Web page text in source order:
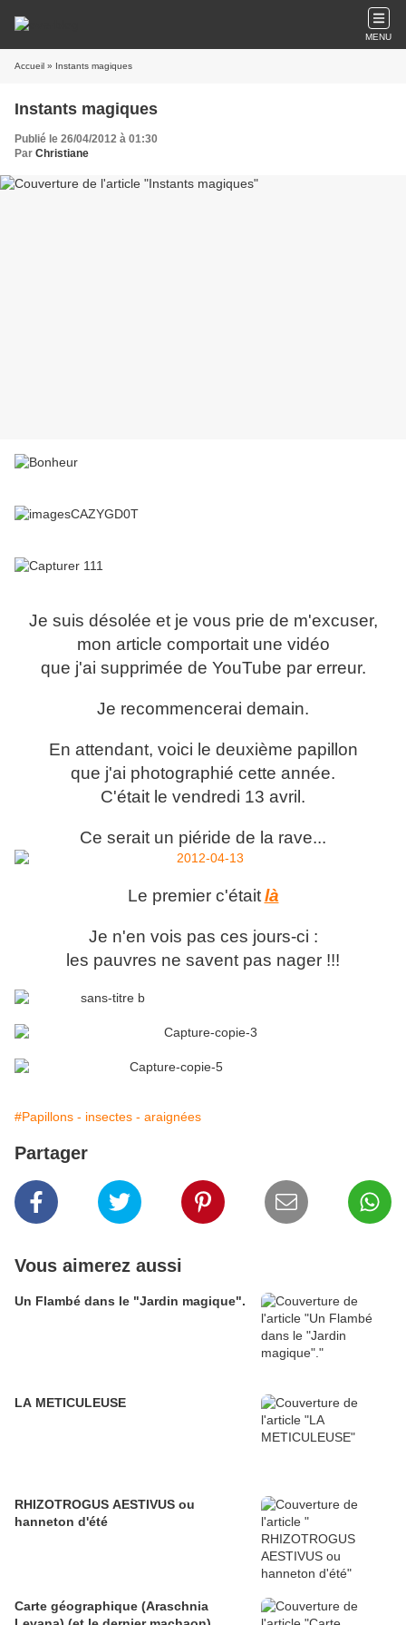
MENU
Accueil » Instants magiques
Instants magiques
Publié le 26/04/2012 à 01:30
Par Christiane
Je suis désolée et je vous prie de m'excuser,
mon article comportait une vidéo
que j'ai supprimée de YouTube par erreur.
Je recommencerai demain.
En attendant, voici le deuxième papillon
que j'ai photographié cette année.
C'était le vendredi 13 avril.
Ce serait un piéride de la rave...
Le premier c'était là
Je n'en vois pas ces jours-ci :
les pauvres ne savent pas nager !!!
#Papillons - insectes - araignées
Partager
Vous aimerez aussi
Un Flambé dans le "Jardin magique".
LA METICULEUSE
RHIZOTROGUS AESTIVUS ou
hanneton d'été
Carte géographique (Araschnia